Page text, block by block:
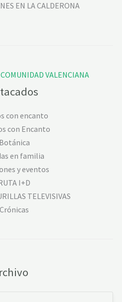
EN LA CALDERONA
con encanto
con Encanto
Botánica
en familia
y eventos
I+D
TELEVISIVAS
Crónicas